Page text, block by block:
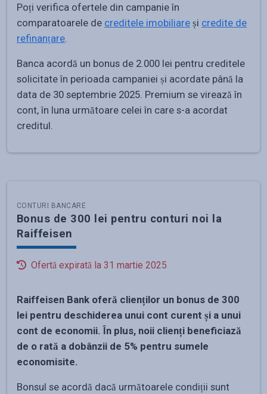
Poți verifica ofertele din campanie în
comparatoarele de creditele imobiliare și credite de
refinanțare.
Banca acordă un bonus de 2.000 lei pentru creditele
solicitate în perioada campaniei și acordate până la
data de 30 septembrie 2025. Premium se virează în
cont, în luna următoare celei în care s-a acordat
creditul.
CONTURI BANCARE
Bonus de 300 lei pentru conturi noi la
Raiffeisen
Ofertă expirată la 31 martie 2025
Raiffeisen Bank oferă clienților un bonus de 300
lei pentru deschiderea unui cont curent și a unui
cont de economii. În plus, noii clienți beneficiază
de o rată a dobânzii de 5% pentru sumele
economisite.
Bonsul se acordă dacă următoarele condiții sunt